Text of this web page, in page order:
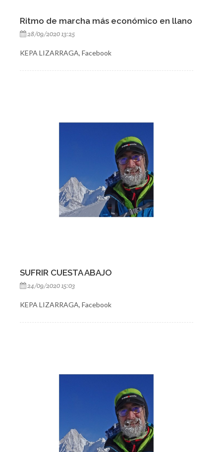
Ritmo de marcha más económico en llano
28/09/2020 13:25
KEPA LIZARRAGA, Facebook
SUFRIR CUESTA ABAJO
24/09/2020 15:03
KEPA LIZARRAGA, Facebook